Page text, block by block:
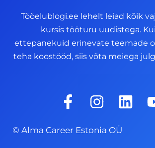
Tööelublogi.ee lehelt leiad kõik
kursis tööturu uudistega.
ettepanekuid erinevate teemade
teha koostööd, siis võta meiega
F
a
e
I
n
s
t
L
i
© Alma Career Estonia OÜ